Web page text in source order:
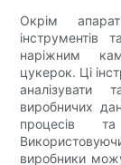
Окрім
інструментів
наріжним
цукерок. Ці
аналізувати
виробничих
процесів
виробники